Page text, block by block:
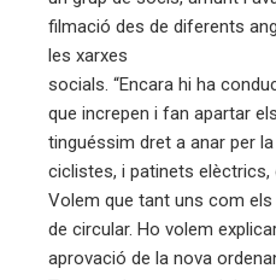
filmació des de diferents
les xarxes
socials. “Encara hi ha
que increpen i fan apartar
tinguéssim dret a anar per
ciclistes, i patinets elèctrics,
Volem que tant uns com
de circular. Ho volem
aprovació de la nova